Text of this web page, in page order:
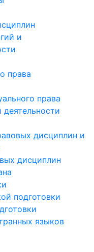
и
права
права
дисциплин и
дисциплин
подготовки
языков